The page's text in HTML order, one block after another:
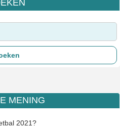
MENING
2021?